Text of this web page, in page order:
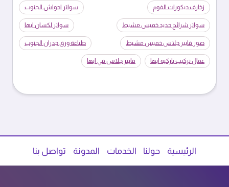
زخارف ديكورات الفوم سواتر احواش الجنوب
سواتر شرائح حديد خميس مشيط سواتر لكسان ابها
صور فايبر جلاس خميس مشيط طباعة ورق جدران الجنوب
عمال تركيب باركيه ابها فايبر جلاس في ابها
الرئيسية حولنا الخدمات المدونة تواصل بنا